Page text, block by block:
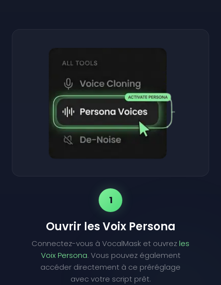
1
Ouvrir les Voix Persona
Connectez-vous à VocalMask et ouvrezles
Voix Persona. Vous pouvez également
accéder directement à ce préréglage
avec votre script prêt.